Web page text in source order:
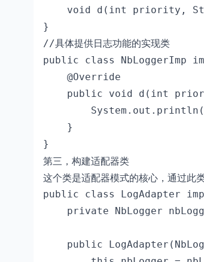
void d(int priority,
}
//具体提供日志功能的实现类
public class NbLoggerImp
    @Override
public void d(int
    }
第三，构建适配器类
这个类是适配器模式的核心，通过此
public class LogAdapter
private NbLogger
public